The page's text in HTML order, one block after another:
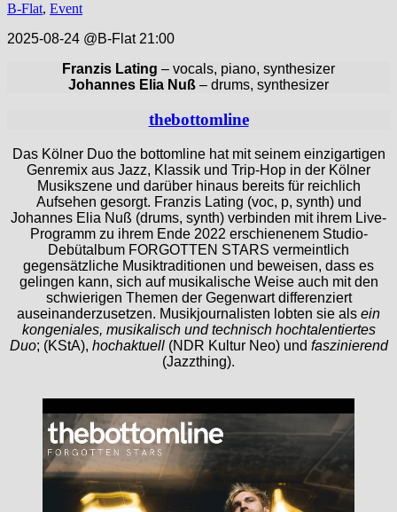
B-Flat, Event
2025-08-24 @B-Flat 21:00
Franzis Lating – vocals, piano, synthesizer
Johannes Elia Nuß – drums, synthesizer
thebottomline
Das Kölner Duo the bottomline hat mit seinem einzigartigen
Genremix aus Jazz, Klassik und Trip-Hop in der Kölner
Musikszene und darüber hinaus bereits für reichlich
Aufsehen gesorgt. Franzis Lating (voc, p, synth) und
Johannes Elia Nuß (drums, synth) verbinden mit ihrem Live-
Programm zu ihrem Ende 2022 erschienenem Studio-
Debütalbum FORGOTTEN STARS vermeintlich
gegensätzliche Musiktraditionen und beweisen, dass es
gelingen kann, sich auf musikalische Weise auch mit den
schwierigen Themen der Gegenwart differenziert
auseinanderzusetzen. Musikjournalisten lobten sie als ein
kongeniales, musikalisch und technisch hochtalentiertes
Duo; (KStA), hochaktuell(NDR Kultur Neo) und faszinierend
(Jazzthing).